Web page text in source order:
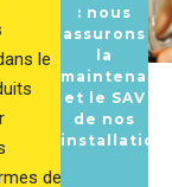
le
de
: nous
assurons
la
et le SAV
de nos